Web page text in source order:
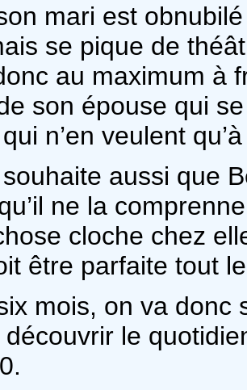
mari est
se pique de
au maximum à
son épouse qui
n’en veulent
aussi que
ne la
cloche chez
être parfaite tout
mois, on va donc
le